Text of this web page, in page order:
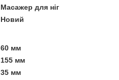
Масажер для ніг
Новий
60 мм
155 мм
35 мм